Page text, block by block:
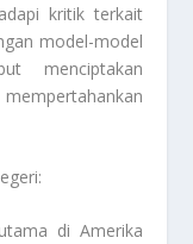
kritik terkait
model-model
menciptakan
di Amerika